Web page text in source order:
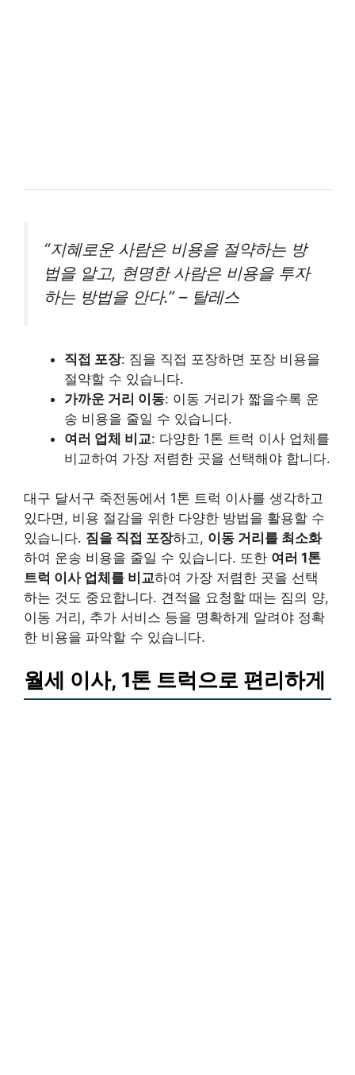
“지혜로운 사람은 비용을 절약하는 방
법을 알고, 현명한 사람은 비용을 투자
하는 방법을 안다.” – 탈레스
직접 포장: 짐을 직접 포장하면 포장 비용을
절약할 수 있습니다.
가까운 거리 이동: 이동 거리가 짧을수록 운
송 비용을 줄일 수 있습니다.
여러 업체 비교: 다양한 1톤 트럭 이사 업체를
비교하여 가장 저렴한 곳을 선택해야 합니다.
대구 달서구 죽전동에서 1톤 트럭 이사를 생각하고
있다면, 비용 절감을 위한 다양한 방법을 활용할 수
있습니다. 짐을 직접 포장하고, 이동 거리를 최소화
하여 운송 비용을 줄일 수 있습니다. 또한 여러 1톤
트럭 이사 업체를 비교하여 가장 저렴한 곳을 선택
하는 것도 중요합니다. 견적을 요청할 때는 짐의 양,
이동 거리, 추가 서비스 등을 명확하게 알려야 정확
한 비용을 파악할 수 있습니다.
월세 이사, 1톤 트럭으로 편리하게